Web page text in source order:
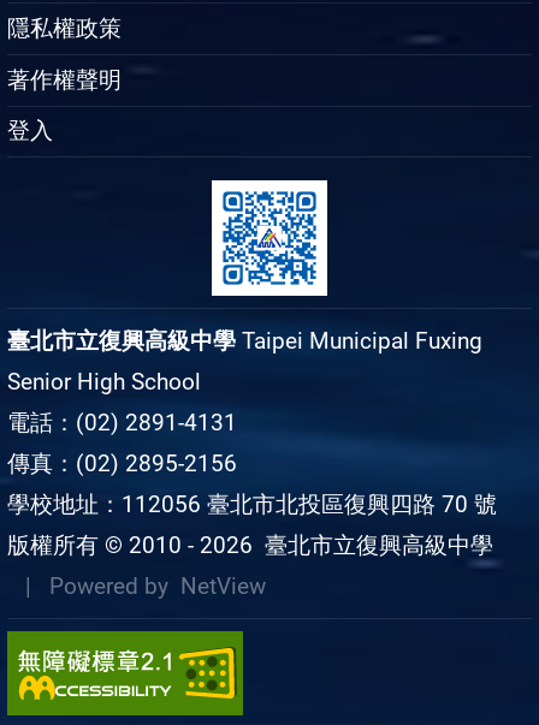
隱私權政策
著作權聲明
登入
臺北市立復興高級中學 Taipei Municipal Fuxing
Senior High School
電話：(02) 2891-4131
傳真：(02) 2895-2156
學校地址：112056 臺北市北投區復興四路 70 號
版權所有 © 2010 - 2026 臺北市立復興高級中學
| Powered by NetView